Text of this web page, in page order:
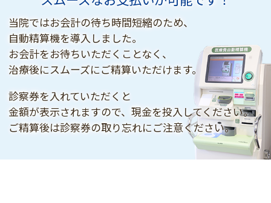
当院ではお会計の待ち時間短縮のため、
自動精算機を導入しました。
お会計をお待ちいただくことなく、
治療後にスムーズにご精算いただけます。
診察券を入れていただくと
金額が表示されますので、現金を投入してください。
ご精算後は診察券の取り忘れにご注意ください。